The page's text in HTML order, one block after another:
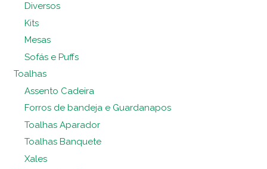
Diversos
Kits
Mesas
Sofás e Puffs
Toalhas
Assento Cadeira
Forros de bandeja e Guardanapos
Toalhas Aparador
Toalhas Banquete
Xales